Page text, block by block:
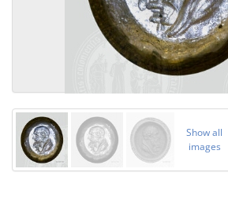
Show all
images